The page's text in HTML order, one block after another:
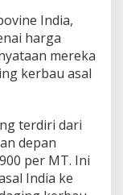
India,
harga
mereka
kerbau asal
terdiri dari
depan
per MT. Ini
India ke